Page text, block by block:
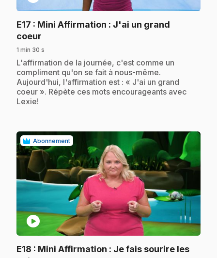
E17 : Mini Affirmation : J'ai un grand
coeur
1 min 30 s
.L'affirmation de la journée, c'est comme un
compliment qu'on se fait à nous-même.
Aujourd'hui, l'affirmation est : « J'ai un grand
coeur ». Répète ces mots encourageants avec
Lexie!
Abonnement
play_circle
E18 : Mini Affirmation : Je fais sourire les